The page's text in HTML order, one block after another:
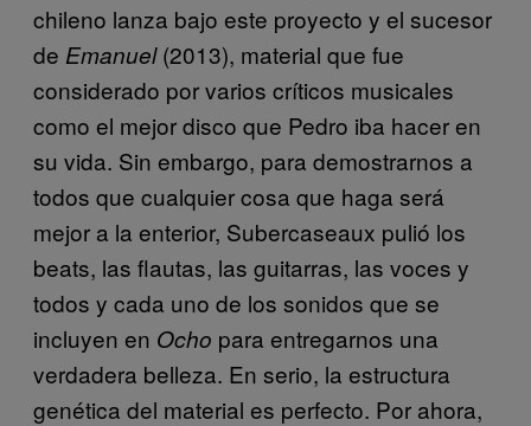
chileno lanza bajo este proyecto y el sucesor
de Emanuel(2013), material que fue
considerado por varios críticos musicales
como el mejor disco que Pedro iba hacer en
su vida. Sin embargo, para demostrarnos a
todos que cualquier cosa que haga será
mejor a la enterior, Subercaseaux pulió los
beats, las flautas, las guitarras, las voces y
todos y cada uno de los sonidos que se
incluyen en Ocho para entregarnos una
verdadera belleza. En serio, la estructura
genética del material es perfecto. Por ahora,